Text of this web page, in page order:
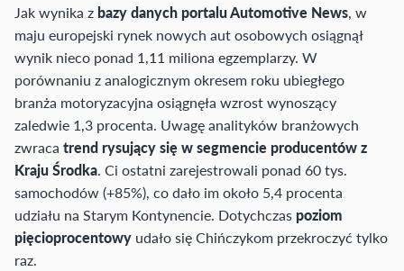
Jak wynika z bazy danych portalu Automotive News, w
maju europejski rynek nowych aut osobowych osiągnął
wynik nieco ponad 1,11 miliona egzemplarzy. W
porównaniu z analogicznym okresem roku ubiegłego
branża motoryzacyjna osiągnęła wzrost wynoszący
zaledwie 1,3 procenta. Uwagę analityków branżowych
zwraca trend rysujący się w segmencie producentów z
Kraju Środka. Ci ostatni zarejestrowali ponad 60 tys.
samochodów (+85%), co dało im około 5,4 procenta
udziału na Starym Kontynencie. Dotychczas poziom
pięcioprocentowy udało się Chińczykom przekroczyć tylko
raz.